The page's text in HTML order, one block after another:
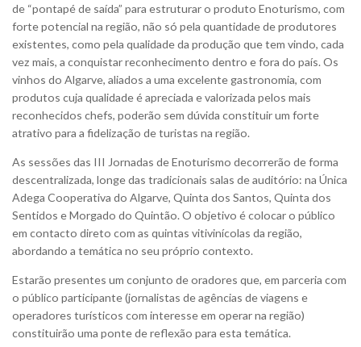
de “pontapé de saída” para estruturar o produto Enoturismo, com
forte potencial na região, não só pela quantidade de produtores
existentes, como pela qualidade da produção que tem vindo, cada
vez mais, a conquistar reconhecimento dentro e fora do país. Os
vinhos do Algarve, aliados a uma excelente gastronomia, com
produtos cuja qualidade é apreciada e valorizada pelos mais
reconhecidos chefs, poderão sem dúvida constituir um forte
atrativo para a fidelização de turistas na região.
As sessões das III Jornadas de Enoturismo decorrerão de forma
descentralizada, longe das tradicionais salas de auditório: na Única
Adega Cooperativa do Algarve, Quinta dos Santos, Quinta dos
Sentidos e Morgado do Quintão. O objetivo é colocar o público
em contacto direto com as quintas vitivinícolas da região,
abordando a temática no seu próprio contexto.
Estarão presentes um conjunto de oradores que, em parceria com
o público participante (jornalistas de agências de viagens e
operadores turísticos com interesse em operar na região)
constituirão uma ponte de reflexão para esta temática.